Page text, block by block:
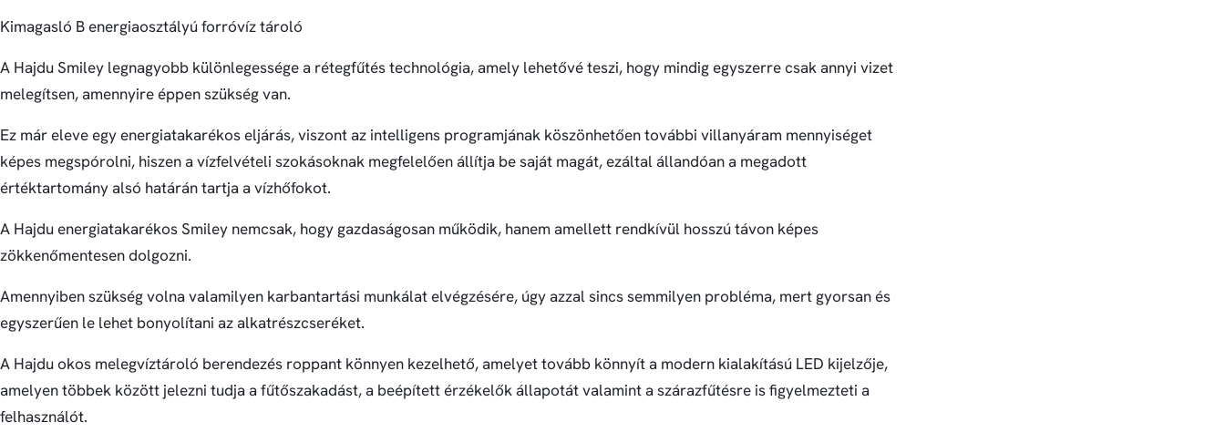
Kimagasló B energiaosztályú forróvíz tároló
A Hajdu Smiley legnagyobb különlegessége a rétegfűtés technológia, amely lehetővé teszi, hogy mindig egyszerre csak annyi vizet
melegítsen, amennyire éppen szükség van.
Ez már eleve egy energiatakarékos eljárás, viszont az intelligens programjának köszönhetően további villanyáram mennyiséget
képes megspórolni, hiszen a vízfelvételi szokásoknak megfelelően állítja be saját magát, ezáltal állandóan a megadott
értéktartomány alsó határán tartja a vízhőfokot.
A Hajdu energiatakarékos Smiley nemcsak, hogy gazdaságosan működik, hanem amellett rendkívül hosszú távon képes
zökkenőmentesen dolgozni.
Amennyiben szükség volna valamilyen karbantartási munkálat elvégzésére, úgy azzal sincs semmilyen probléma, mert gyorsan és
egyszerűen le lehet bonyolítani az alkatrészcseréket.
A Hajdu okos melegvíztároló berendezés roppant könnyen kezelhető, amelyet tovább könnyít a modern kialakítású LED kijelzője,
amelyen többek között jelezni tudja a fűtőszakadást, a beépített érzékelők állapotát valamint a szárazfűtésre is figyelmezteti a
felhasználót.